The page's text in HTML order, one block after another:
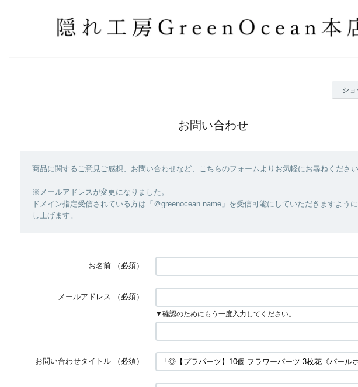
ショ
お問い合わせ
商品に関するご意見ご感想、お問い合わせなど、こちらのフォームよりお気軽にお尋ねください
※メールアドレスが変更になりました。
ドメイン指定受信されている方は「＠greenocean.name」を受信可能にしていただきますよう
し上げます。
お名前 （必須）
メールアドレス （必須）
▼確認のためにもう一度入力してください。
お問い合わせタイトル （必須）